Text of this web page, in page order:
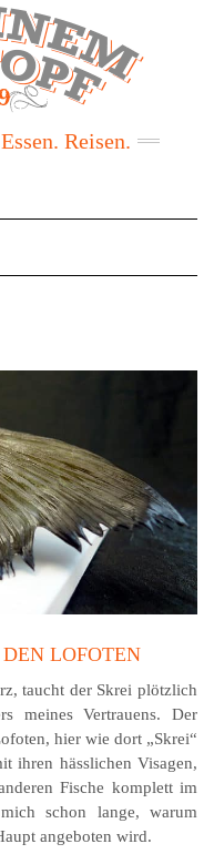
Reisen.
LOFOTEN
taucht der Skrei plötzlich
meines Vertrauens. Der
hier wie dort „Skrei“
ihren hässlichen Visagen,
Fische komplett im
schon lange, warum
angeboten wird.